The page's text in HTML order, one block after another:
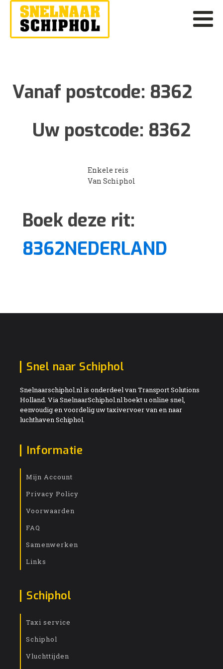
Vanaf postcode: 8362
Uw postcode: 8362
Enkele reis
Van Schiphol
Boek deze rit:
8362NEDERLAND
Snel naar Schiphol
Snelnaarschiphol.nl is onderdeel van Transport Solutions
Holland. Via SnelnaarSchiphol.nl boekt u online snel,
eenvoudig en voordelig uw taxivervoer van en naar
luchthaven Schiphol.
Informatie
Mijn Account
Privacy Policy
Voorwaarden
FAQ
Samenwerken
Links
Schiphol
Taxi service
Schiphol
Vluchttijden